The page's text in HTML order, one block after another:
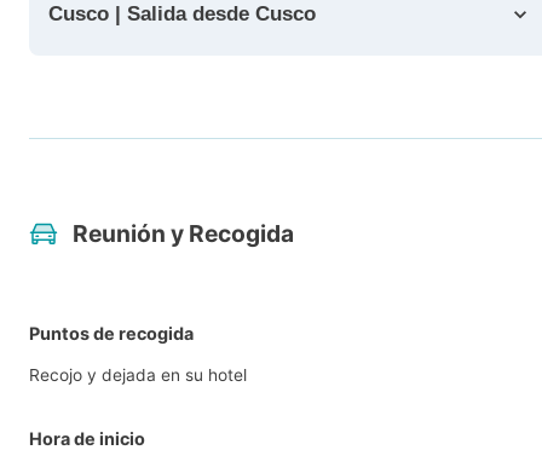
Cusco | Salida desde Cusco
Reunión y Recogida
Puntos de recogida
Recojo y dejada en su hotel
Hora de inicio